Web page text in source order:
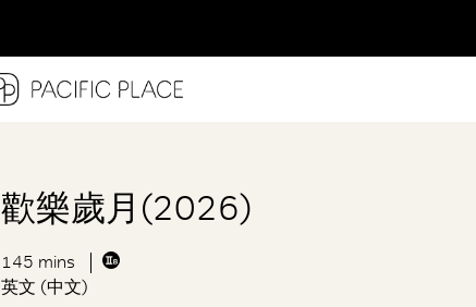
歡樂歲月(2026)
145 mins
英文 (中文)